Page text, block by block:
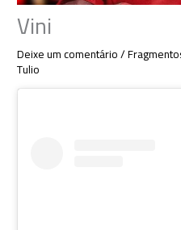
Vini
Deixe um comentário/
Tulio